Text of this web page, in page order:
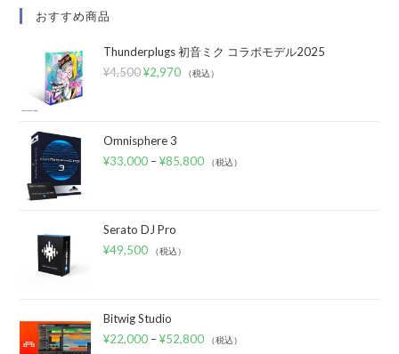
おすすめ商品
Thunderplugs 初音ミク コラボモデル2025
¥4,500 ¥2,970 （税込）
Omnisphere 3
¥33,000 –¥85,800 （税込）
Serato DJ Pro
¥49,500 （税込）
Bitwig Studio
¥22,000 –¥52,800 （税込）